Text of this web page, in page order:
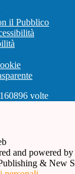
il Pubblico
160896 volte
and powered
& New